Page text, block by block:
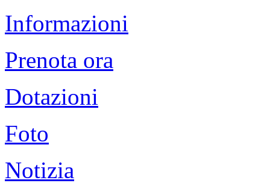
Informazioni
Prenota ora
Dotazioni
Foto
Notizia